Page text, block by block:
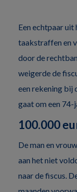
Een echtpaar
taakstraffen en
door de
weigerde de
een rekening bij
gaat om een
100.000
De man en
aan het niet
naar de fiscus.